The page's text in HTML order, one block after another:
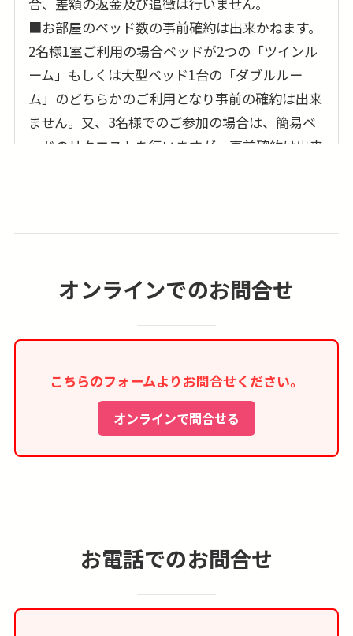
■お部屋のベッド数の事前確約は出来かねます。
2名様1室ご利用の場合ベッドが2つの「ツインル
ーム」もしくは大型ベッド1台の「ダブルルー
ム」のどちらかのご利用となり事前の確約は出来
ません。又、3名様でのご参加の場合は、簡易ベ
ッドのリクエストを行いますが、事前確約は出来
要な場合がございます。こちらはツアー代金に含
インまたはチェックアウトされる際に直接ホテル
■米国に短期商用・観光目的（90日以下）で渡航
予定の無査証渡航者は、米国行きの航空機や船舶
に搭乗する前にオンラインで渡航認証（ESTA）
を受ける事が義務付けされますので、ご注意くだ
≪野球観戦について≫
■追加代金にて観戦座席カテゴリのご指定が出来
オンラインでのお問合せ
こちらのフォームよりお問合せください。
オンラインで問合せる
お電話でのお問合せ